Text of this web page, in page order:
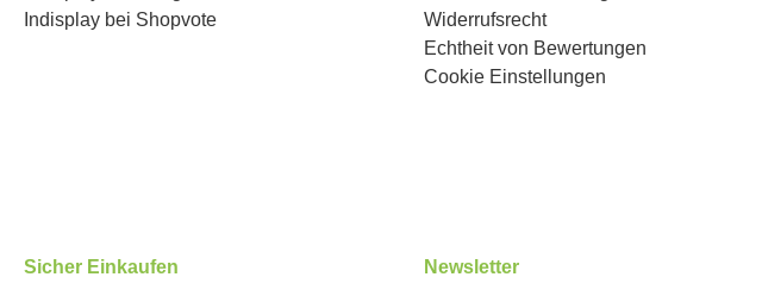
Indisplay bei Shopvote
Widerrufsrecht
Echtheit von Bewertungen
Cookie Einstellungen
Sicher Einkaufen
Newsletter